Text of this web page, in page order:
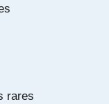
rares